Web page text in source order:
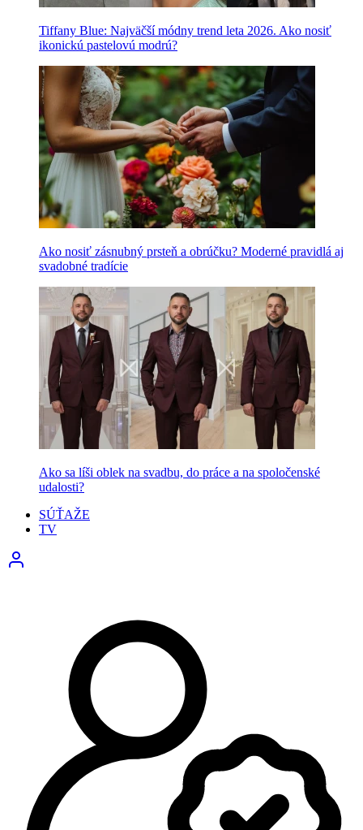
Tiffany Blue: Najväčší módny trend leta 2026. Ako nosiť
ikonickú pastelovú modrú?
Ako nosiť zásnubný prsteň a obrúčku? Moderné pravidlá aj
svadobné tradície
Ako sa líši oblek na svadbu, do práce a na spoločenské
udalosti?
SÚŤAŽE
TV